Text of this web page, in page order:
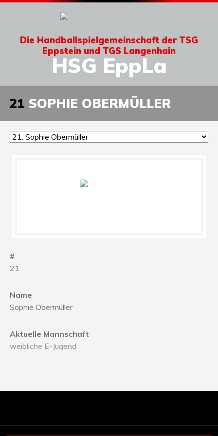
Die Handballspielgemeinschaft der TSG
Eppstein und TGS Langenhain
HSG EppLa
21 SOPHIE OBERMÜLLER
#
21
Name
Sophie Obermüller
Aktuelle Mannschaft
weibliche E-Jugend